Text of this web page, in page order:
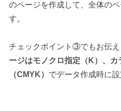
のページを作成して、全体の
す。
チェックポイント③でもお伝え
ージはモノクロ指定（K）、
（CMYK） でデータ作成時に設